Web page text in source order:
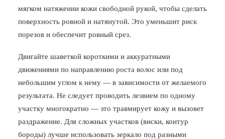
мягком натяжении кожи свободной рукой, чтобы сделать
поверхность ровной и натянутой. Это уменьшит риск
порезов и обеспечит ровный срез.
Двигайте шаветкой короткими и аккуратными
движениями по направлению роста волос или под
небольшим углом к нему — в зависимости от желаемого
результата. Не следует проводить лезвием по одному
участку многократно — это травмирует кожу и вызовет
раздражение. Для сложных участков (виски, контур
бороды) лучше использовать зеркало под разными